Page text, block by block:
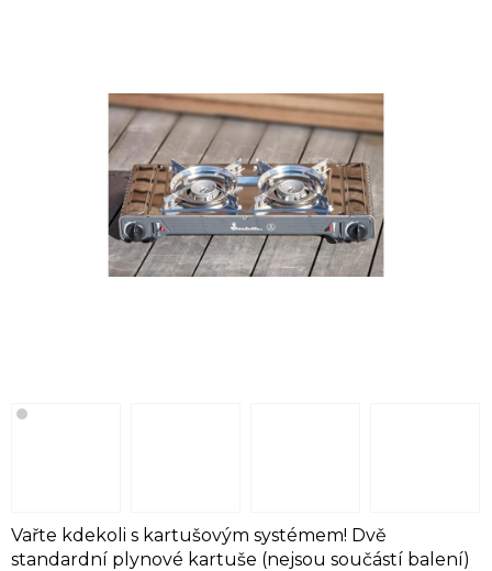
Vařte kdekoli s kartušovým systémem! Dvě
standardní plynové kartuše (nejsou součástí balení)